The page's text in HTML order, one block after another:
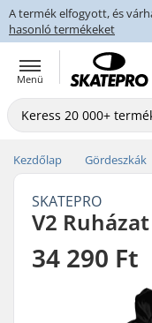
A termék elfogyott, és
hasonló termékeket
Menü
Kezdőlap Gördeszkák
SKATEPRO
V2
34 290 Ft